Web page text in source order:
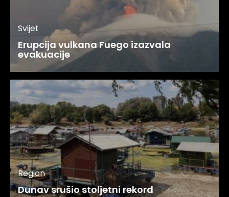
Svijet
Erupcija vulkana Fuego izazvala
evakuacije
Region
Dunav srušio stoljetni rekord